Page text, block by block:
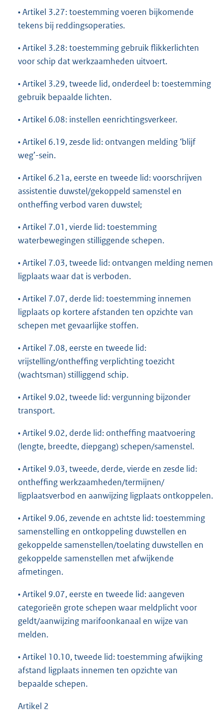
• Artikel 3.27: toestemming voeren bijkomende
tekens bij reddingsoperaties.
• Artikel 3.28: toestemming gebruik flikkerlichten
voor schip dat werkzaamheden uitvoert.
• Artikel 3.29, tweede lid, onderdeel b: toestemming
gebruik bepaalde lichten.
• Artikel 6.08: instellen eenrichtingsverkeer.
• Artikel 6.19, zesde lid: ontvangen melding ‘blijf
weg’-sein.
• Artikel 6.21a, eerste en tweede lid: voorschrijven
assistentie duwstel/gekoppeld samenstel en
ontheffing verbod varen duwstel;
• Artikel 7.01, vierde lid: toestemming
waterbewegingen stilliggende schepen.
• Artikel 7.03, tweede lid: ontvangen melding nemen
ligplaats waar dat is verboden.
• Artikel 7.07, derde lid: toestemming innemen
ligplaats op kortere afstanden ten opzichte van
schepen met gevaarlijke stoffen.
• Artikel 7.08, eerste en tweede lid:
vrijstelling/ontheffing verplichting toezicht
(wachtsman) stilliggend schip.
• Artikel 9.02, tweede lid: vergunning bijzonder
transport.
• Artikel 9.02, derde lid: ontheffing maatvoering
(lengte, breedte, diepgang) schepen/samenstel.
• Artikel 9.03, tweede, derde, vierde en zesde lid:
ontheffing werkzaamheden/termijnen/
ligplaatsverbod en aanwijzing ligplaats ontkoppelen.
• Artikel 9.06, zevende en achtste lid: toestemming
samenstelling en ontkoppeling duwstellen en
gekoppelde samenstellen/toelating duwstellen en
gekoppelde samenstellen met afwijkende
afmetingen.
• Artikel 9.07, eerste en tweede lid: aangeven
categorieën grote schepen waar meldplicht voor
geldt/aanwijzing marifoonkanaal en wijze van
melden.
• Artikel 10.10, tweede lid: toestemming afwijking
afstand ligplaats innemen ten opzichte van
bepaalde schepen.
Artikel 2